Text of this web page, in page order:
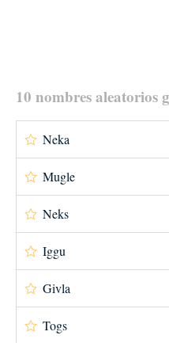
10 nombres aleatorios
Neka
Mugle
Neks
Iggu
Givla
Togs